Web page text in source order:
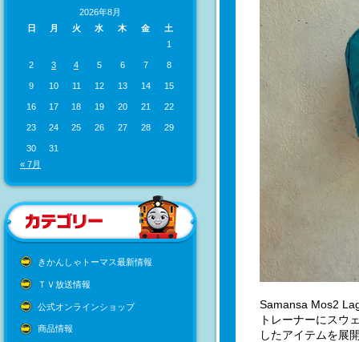
2026年8月
日
月 火 水 木 金
土
1
2 3 4 5 6 7 8
9 10 11 12 13 14 15
16 17 18 19 20 21 22
23 24 25 26 27 28 29
30
31
« 7月
きかんしゃトーマス最新情報
ＴＶ放送情報
公式オンラインショップ
商品情報
Samansa Mos2
トレーナーにスウ
したアイテムを展